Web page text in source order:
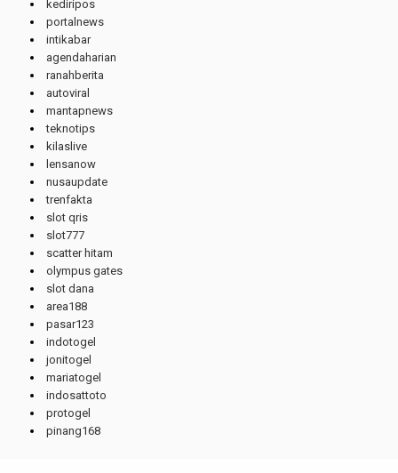
kediripos
portalnews
intikabar
agendaharian
ranahberita
autoviral
mantapnews
teknotips
kilaslive
lensanow
nusaupdate
trenfakta
slot qris
slot777
scatter hitam
olympus gates
slot dana
area188
pasar123
indotogel
jonitogel
mariatogel
indosattoto
protogel
pinang168